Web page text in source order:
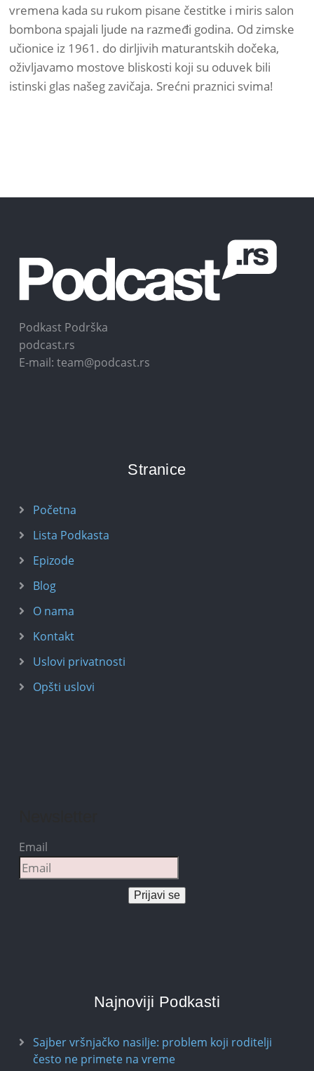
vremena kada su rukom pisane čestitke i miris salon
bombona spajali ljude na razmeđi godina. Od zimske
učionice iz 1961. do dirljivih maturantskih dočeka,
oživljavamo mostove bliskosti koji su oduvek bili
istinski glas našeg zavičaja. Srećni praznici svima!
Podkast Podrška
podcast.rs
E-mail: team@podcast.rs
Stranice
Početna
Lista Podkasta
Epizode
Blog
O nama
Kontakt
Uslovi privatnosti
Opšti uslovi
Email
Prijavi se
Najnoviji Podkasti
Sajber vršnjačko nasilje: problem koji roditelji
često ne primete na vreme